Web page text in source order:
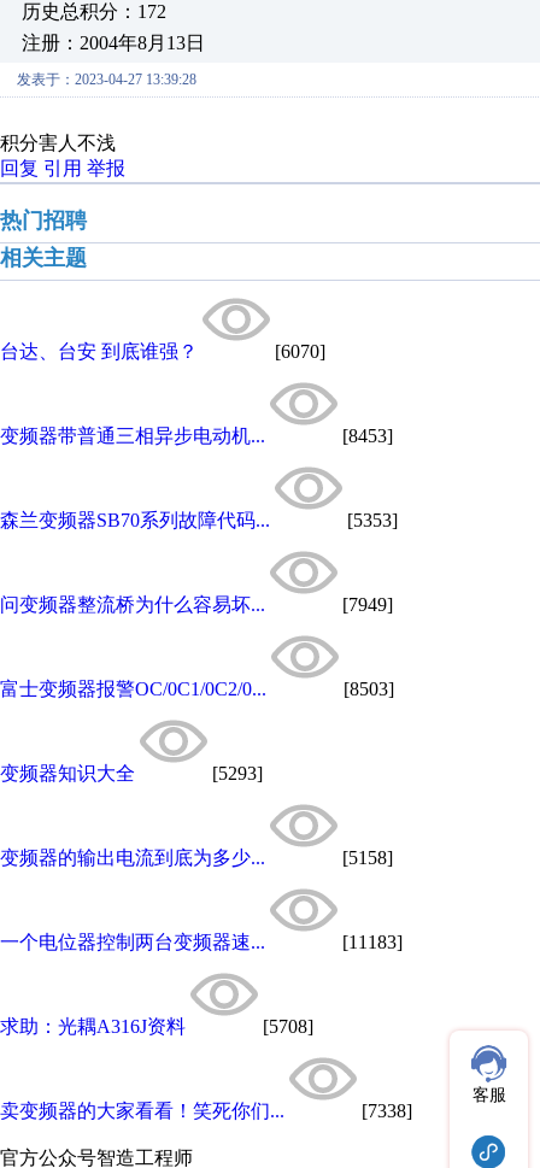
历史总积分：172
注册：2004年8月13日
发表于：2023-04-27 13:39:28
积分害人不浅
回复 引用 举报
热门招聘
相关主题
台达、台安 到底谁强？ [6070]
变频器带普通三相异步电动机... [8453]
森兰变频器SB70系列故障代码... [5353]
问变频器整流桥为什么容易坏... [7949]
富士变频器报警OC/0C1/0C2/0... [8503]
变频器知识大全 [5293]
变频器的输出电流到底为多少... [5158]
一个电位器控制两台变频器速... [11183]
求助：光耦A316J资料 [5708]
卖变频器的大家看看！笑死你们... [7338]
官方公众号智造工程师
客服